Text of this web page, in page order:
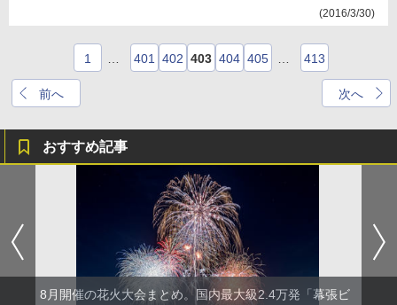
(2016/3/30)
前へ
1 401 402 403 404 405 413
次へ
おすすめ記事
8月開催の花火大会まとめ。国内最大級2.4万発「幕張ビ